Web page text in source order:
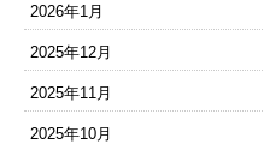
2026年1月
2025年12月
2025年11月
2025年10月